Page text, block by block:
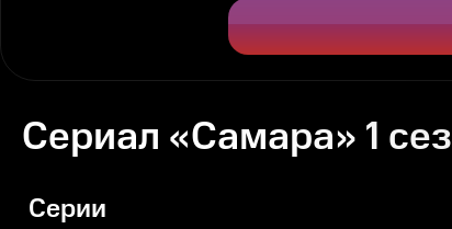
Сериал «Самара» 1
Серии